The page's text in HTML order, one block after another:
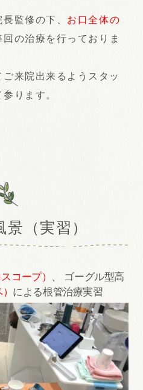
監修の下、 お口全体の
の治療を行っておりま
来院出来るようスタッ
ります。
（実習）
コープ）
、 ゴーグル型高
による根管治療実習